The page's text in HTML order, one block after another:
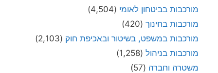
מורכבות בביטחון לאומי (4,504)
מורכבות בחינוך (420)
מורכבות במשפט, בשיטור ובאכיפת חוק (2,103)
מורכבות בניהול (1,258)
משטרה וחברה (57)